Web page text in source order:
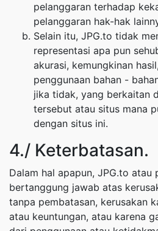
pelanggaran terhadap
pelanggaran hak-hak
Selain itu, JPG.to tidak
representasi apa pun
akurasi, kemungkinan
penggunaan bahan -
jika tidak, yang berkaitan
tersebut atau situs mana
dengan situs ini.
4./ Keterbatasan.
Dalam hal apapun, JPG.to atau
bertanggung jawab atas
tanpa pembatasan, kerusakan
atau keuntungan, atau karena